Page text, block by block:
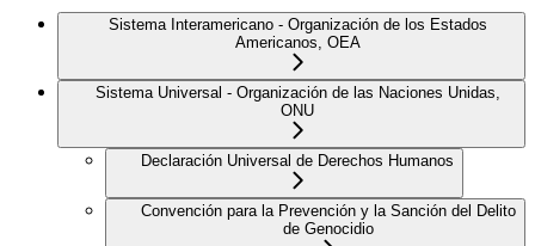
Sistema Interamericano - Organización de los Estados
Americanos, OEA
Sistema Universal - Organización de las Naciones Unidas,
ONU
Declaración Universal de Derechos Humanos
Convención para la Prevención y la Sanción del Delito
de Genocidio